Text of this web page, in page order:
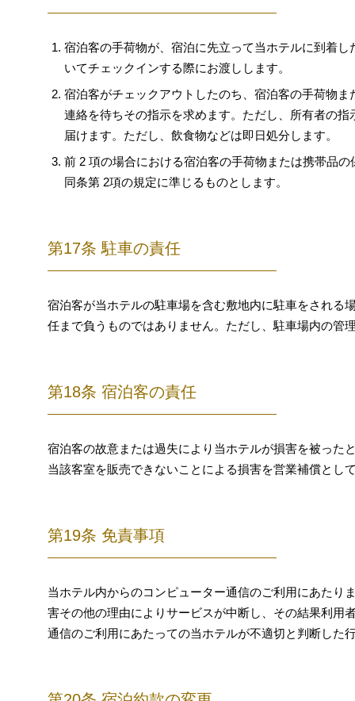
宿泊客の手荷物が、宿泊に先立って当ホテルに到着
いてチェックインする際にお渡しします。
宿泊客がチェックアウトしたのち、宿泊客の手荷物
連絡を待ちその指示を求めます。ただし、所有者の
届けます。ただし、飲食物などは即日処分します。
前 2 項の場合における宿泊客の手荷物または携帯品
同条第 2項の規定に準じるものとします。
第17条 駐車の責任
宿泊客が当ホテルの駐車場を含む敷地内に駐車をされる
任まで負うものではありません。ただし、駐車場内の管
第18条 宿泊客の責任
宿泊客の故意または過失により当ホテルが損害を被った
当該客室を販売できないことによる損害を営業補償とし
第19条 免責事項
当ホテル内からのコンピューター通信のご利用にあたり
害その他の理由によりサービスが中断し、その結果利用
通信のご利用にあたっての当ホテルが不適切と判断した